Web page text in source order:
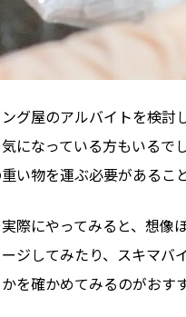
グ屋のアルバイトを検討
になっている方もいるで
重い物を運ぶ必要があるこ
際にやってみると、想
ジしてみたり、スキマバ
を確かめてみるのがおす